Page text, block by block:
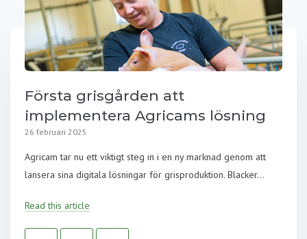
Första grisgården att
implementera Agricams lösning
26 februari 2025
Agricam tar nu ett viktigt steg in i en ny marknad genom att
lansera sina digitala lösningar för grisproduktion. Blacker...
Read this article